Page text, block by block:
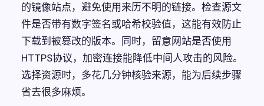
的镜像站点，避免使用来历不明的链接。检查源文
件是否带有数字签名或哈希校验值，这能有效防止
下载到被篡改的版本。同时，留意网站是否使用
HTTPS协议，加密连接能降低中间人攻击的风险。
选择资源时，多花几分钟核验来源，能为后续步骤
省去很多麻烦。